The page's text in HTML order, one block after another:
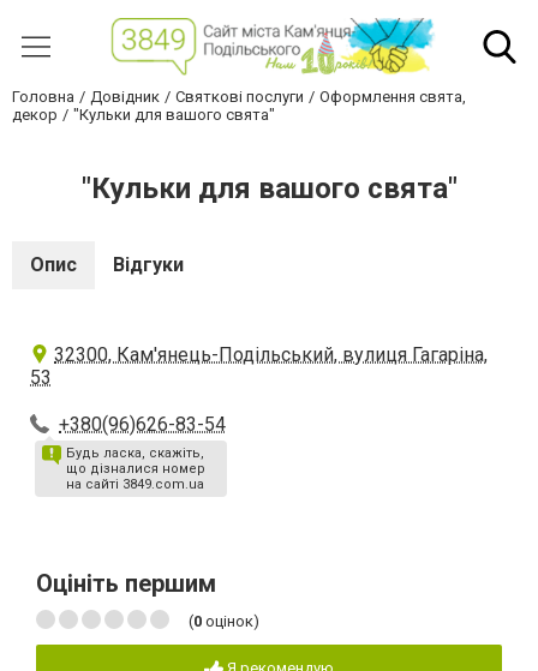
Головна Довідник Святкові послуги
Оформлення свята,
декор
"Кульки для вашого свята"
"Кульки для вашого свята"
Опис Відгуки
32300, Кам'янець-Подільський, вулиця Гагаріна,
53
+380(96)626-83-54
Будь ласка, скажіть,
що дізналися номер
на сайті 3849.com.ua
Оцініть першим
(0 оцінок)